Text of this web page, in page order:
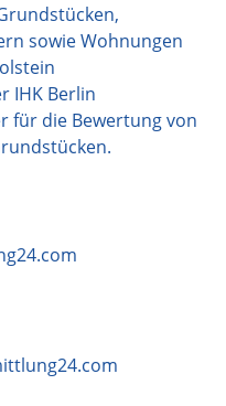
sowie Wohnungen
IHK Berlin
für die Bewertung von